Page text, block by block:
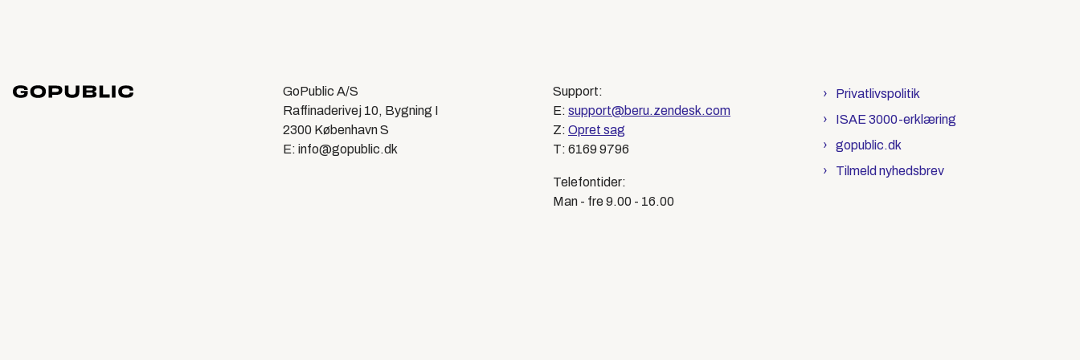
GoPublic A/S
Raffinaderivej 10, Bygning I
2300 København S
E: info@gopublic.dk
Support:
E:support@beru.zendesk.com
Z:Opret sag
T: 6169 9796
Telefontider:
Man - fre 9.00 - 16.00
Privatlivspolitik
ISAE 3000-erklæring
gopublic.dk
Tilmeld nyhedsbrev